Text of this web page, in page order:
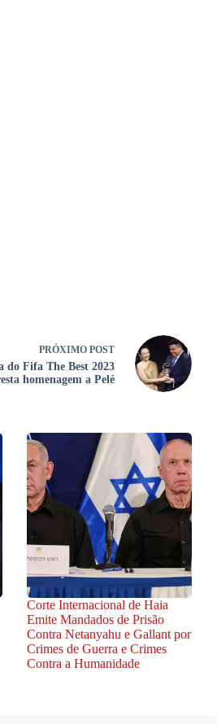
PRÓXIMO POST
do Fifa The Best 2023
homenagem a Pelé
Corte Internacional de Haia
Emite Mandados de Prisão
Contra Netanyahu e Gallant por
Crimes de Guerra e Crimes
Contra a Humanidade